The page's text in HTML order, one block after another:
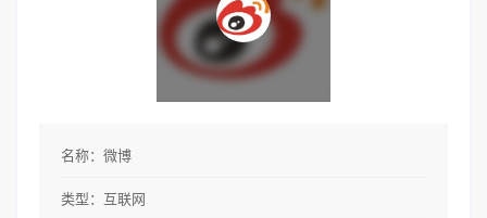
名称： 微博
类型： 互联网